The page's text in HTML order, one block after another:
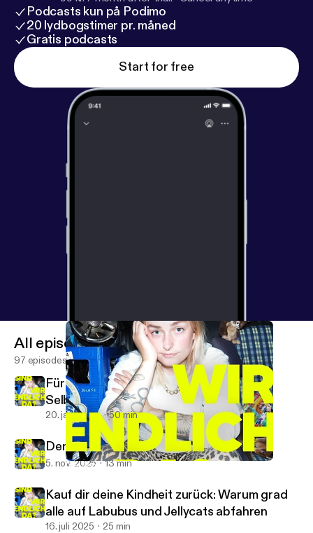
Podcasts kun på Podimo
20 lydbogstimer pr. måned
Gratis podcasts
Start for free
Der Sommer, als sich alles verändert hat
All episodes
97 episodes
Für alle, die auch kein Bock mehr auf
Selbstoptimierung haben
20. jan. 2026 50 min
Der Sommer, als sich alles verändert hat
5. nov. 2025 13 min
Kauf dir deine Kindheit zurück: Warum grad
alle auf Labubus und Jellycats abfahren
16. juli 2025 25 min